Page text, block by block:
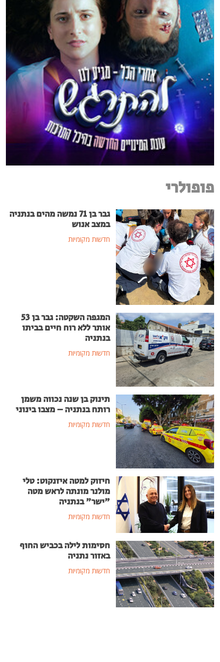
פופולרי
גבר בן 71 נמשה מהים בנתניה
במצב אנוש
חדשות מקומיות
המגפה השקטה: גבר בן 53
אותר ללא רוח חיים בביתו
בנתניה
חדשות מקומיות
תינוק בן שנה נכווה משמן
רותח בנתניה – מצבו בינוני
חדשות מקומיות
חיזוק למטה איזנקוט: טלי
מולנר מונתה לראש מטה
"ישר" בנתניה
חדשות מקומיות
חסימות לילה בכביש החוף
באזור נתניה
חדשות מקומיות